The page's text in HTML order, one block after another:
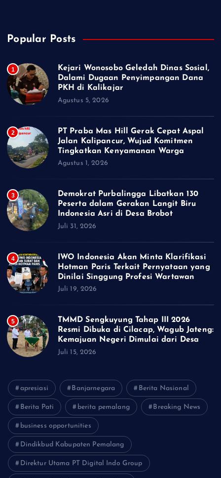
Popular Posts
1
Kejari Wonosobo Geledah Dinas Sosial,
Dalami Dugaan Penyimpangan Dana
PKH di Kalikajar
Agustus 5, 2026
2
PT Praba Mas Hill Gerak Cepat Aspal
Jalan Kalipancur, Wujud Komitmen
Tingkatkan Kenyamanan Warga
Agustus 1, 2026
3
Demokrat Purbalingga Libatkan 130
Peserta dalam Gerakan Langit Biru
Indonesia Asri di Desa Brobot
Juli 31, 2026
4
IWO Indonesia Akan Minta Klarifikasi
Hotman Paris Terkait Pernyataan yang
Dinilai Singgung Profesi Wartawan
Juli 19, 2026
5
TMMD Sengkuyung Tahap III 2026
Resmi Dibuka di Cilacap, Wagub Jateng:
Kemajuan Negeri Dimulai dari Desa
Juli 15, 2026
apresiasi Banjarnegara Berita Nasional
Berita Pati berita pemalang Breaking News
business opportunities
Dindikbud Kabupaten Pemalang
Direktur Utama PT Digital Indo Group